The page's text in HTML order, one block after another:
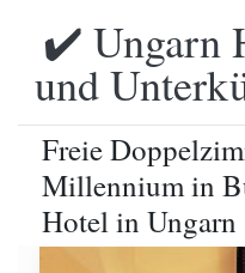
✔️ Ungarn
und
Freie
Millennium in
Hotel in Ungarn